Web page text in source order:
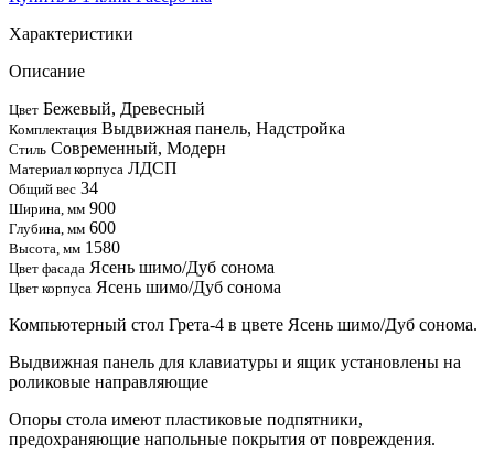
Характеристики
Описание
Цвет Бежевый, Древесный
Комплектация Выдвижная панель, Надстройка
Стиль Современный, Модерн
Материал корпуса ЛДСП
Общий вес 34
Ширина, мм 900
Глубина, мм 600
Высота, мм 1580
Цвет фасада Ясень шимо/Дуб сонома
Цвет корпуса Ясень шимо/Дуб сонома
Компьютерный стол Грета-4 в цвете Ясень шимо/Дуб сонома.
Выдвижная панель для клавиатуры и ящик установлены на
роликовые направляющие
Опоры стола имеют пластиковые подпятники,
предохраняющие напольные покрытия от повреждения.